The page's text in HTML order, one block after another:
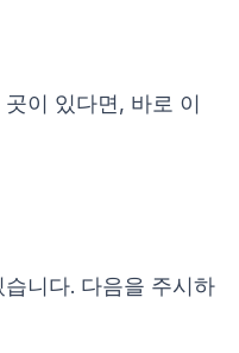
이 있다면, 바로 이
니다. 다음을 주시하